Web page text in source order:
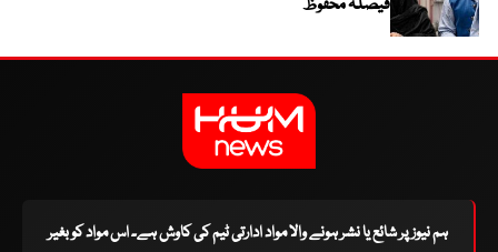
فیصلہ محفوظ
ہم نیوز پر شائع یا نشر ہونے والا مواد ادارتی ٹیم کی کاوش ہے۔ اس مواد کو بغیر